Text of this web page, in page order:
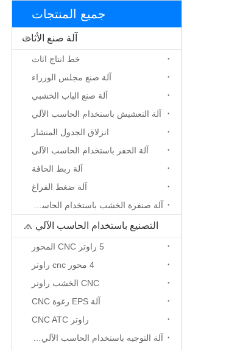
جميع المنتجات
آلة صنع الأثاث
خط انتاج اثاث
آلة صنع مجلس الوزراء
آلة صنع الباب الخشبي
آلة التعشيش باستخدام الحاسب الآلي
انزلاق الجدول المنشار
آلة الحفر باستخدام الحاسب الآلي
آلة ربط الحافة
آلة ضغط الفراغ
التصنيع باستخدام الحاسب الآلي جهاز التوجيه
5 راوتر CNC المحور
4 محور cnc راوتر
CNC الخشب راوتر
آلة EPS رغوة CNC
راوتر CNC ATC